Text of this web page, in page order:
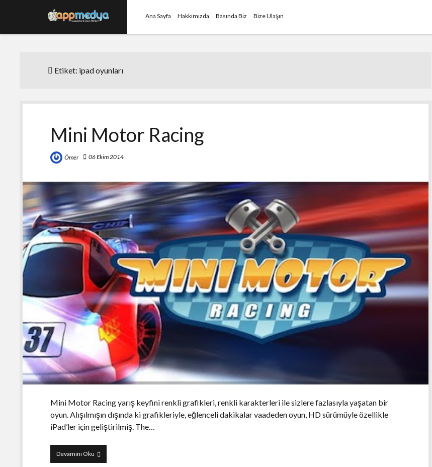
Ana Sayfa Hakkımızda Basında Biz Bize Ulaşın
Etiket: ipad oyunları
Mini Motor Racing
Ömer 06 Ekim 2014
Mini Motor Racing yarış keyfini renkli grafikleri, renkli karakterleri ile sizlere fazlasıyla yaşatan bir
oyun. Alışılmışın dışında ki grafikleriyle, eğlenceli dakikalar vaadeden oyun, HD sürümüyle özellikle
iPad’ler için geliştirilmiş. The…
Devamını Oku Mini
Motor